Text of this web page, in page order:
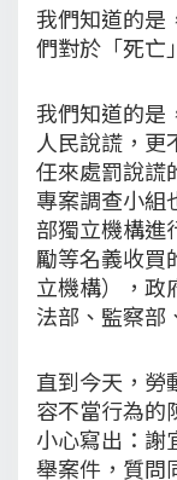
我們知道的是
們對於「死亡
我們知道的是
人民說謊，更
任來處罰說謊
專案調查小組
部獨立機構進
勵等名義收買
立機構），政
法部、監察部
直到今天，勞
容不當行為的
小心寫出：謝
舉案件，質問